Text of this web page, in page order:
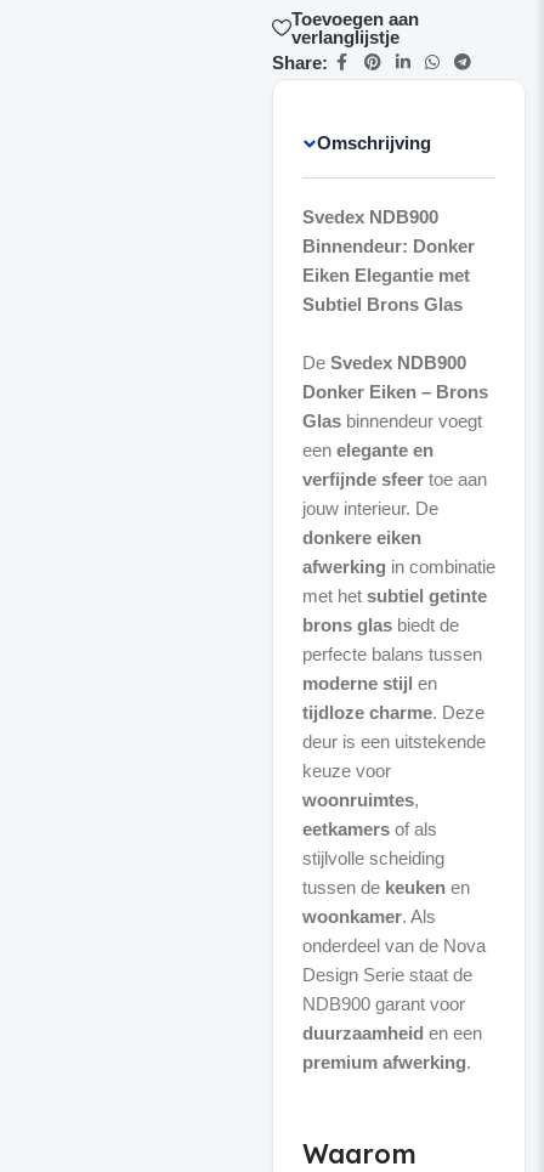
Toevoegen aan
verlanglijstje
Share:
Omschrijving
Svedex NDB900
Binnendeur: Donker
Eiken Elegantie met
Subtiel Brons Glas
De Svedex NDB900
Donker Eiken – Brons
Glasbinnendeur voegt
een elegante en
verfijnde sfeertoe aan
jouw interieur. De
donkere eiken
afwerking in combinatie
met het subtiel getinte
brons glasbiedt de
perfecte balans tussen
moderne stijl en
tijdloze charme. Deze
deur is een uitstekende
keuze voor
woonruimtes,
eetkamersof als
stijlvolle scheiding
tussen de keukenen
woonkamer. Als
onderdeel van de Nova
Design Serie staat de
NDB900 garant voor
duurzaamheid en een
premium afwerking.
Waarom